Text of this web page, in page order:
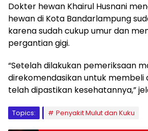
Dokter hewan Khairul Husnani
hewan di Kota Bandarlampung
karena sudah cukup umur dan
pergantian gigi.
“Setelah dilakukan pemeriksaan
direkomendasikan untuk
telah dipastikan kesehatannya,”
Topics: Penyakit Mulut dan Kuku